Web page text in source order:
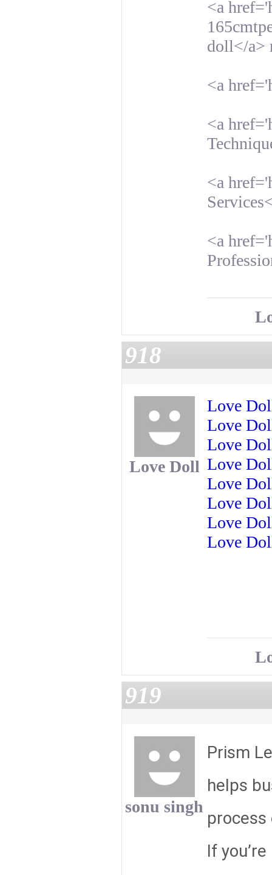
<a
doll</a>
<a
<a
<a
<a
918
Love Doll
Love
Love
Love
Love
Love
Love
Love
Love
919
sonu singh
Prism
helps
If